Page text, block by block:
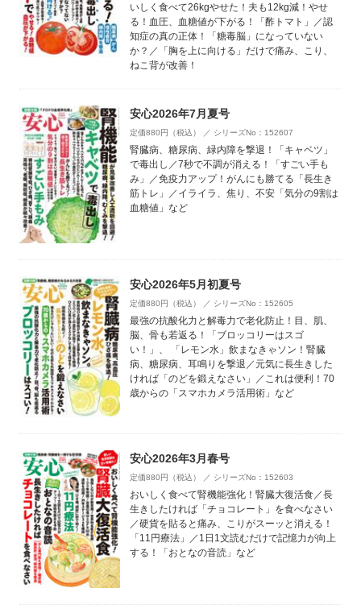
いしく食べて26kgやせた！夫も12kg減！やせ
る！血圧、血糖値が下がる！「酢トマト」／認
知症の真の正体！「糖毒脳」になっていない
か？／「胸を上に向ける」だけで痛み、こり、
ねこ背が改善！
安心2026年7月夏号
定価880円（税込） ／ シリーズNo：152607
腎臓病、糖尿病、緑内障を撃退！「キャベツ」
で毒出し／7秒で不調が消える！「すごい手も
み」／免疫力アップ！がんにも勝てる「長生き
筋トレ」／イライラ、焦り、不安「気分の9割は
血糖値」など
安心2026年5月初夏号
定価880円（税込） ／ シリーズNo：152605
最強の抗酸化力と解毒力で老化防止！目、肌、
脳、骨も若返る！「ブロッコリーはスゴ
い！」、 「レモン水」飲まなきゃソン！腎臓
病、糖尿病、耳鳴りを撃退／元気に長生きした
ければ「のどを鍛えなさい」／これは便利！70
歳からの「スマホカメラ活用術」など
安心2026年3月春号
定価880円（税込） ／ シリーズNo：152603
おいしく食べて腎機能強化！腎臓大復活食／長
生きしたければ「チョコレート」を食べなさい
／硬貨を貼ると痛み、こりがスーッと消える！
「11円療法」／1日1文読むだけで記憶力が向上
する！「おとなの音読」など